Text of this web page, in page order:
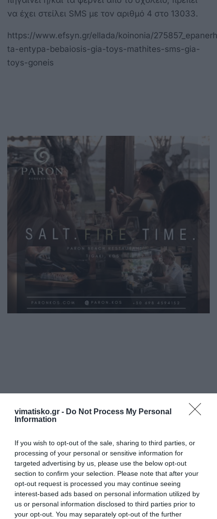
vimatisko.gr - Do Not Process My Personal
Information
If you wish to opt-out of the sale, sharing to third parties, or
processing of your personal or sensitive information for
targeted advertising by us, please use the below opt-out
section to confirm your selection. Please note that after your
opt-out request is processed you may continue seeing
interest-based ads based on personal information utilized by
us or personal information disclosed to third parties prior to
your opt-out. You may separately opt-out of the further
να έχει στείλει SMS με τον αριθμό 4 στο 13033.
https://www.efsyn.gr/ellada/koinonia/
ta-entypa-bebaiosis-gia-toys-mathites-sms-gia-
toys-goneis
Η ανωνυμία είναι το καλύτερο κρησφύγετο δειλίας και
Σχόλια 0
Πρόσθεσε ένα σχόλιο